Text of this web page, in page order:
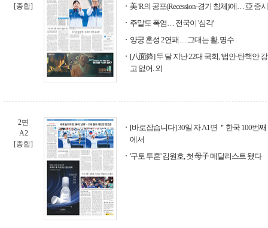
[종합]
美 'R의 공포(Recession·경기 침체)'에… 亞 증
주말도 폭염… 전국이 '심각'
양궁 혼성 2연패… 그대는 활, 명수
[八面鋒] 두 달 지난 22대 국회, '법안·탄핵안
고 없어. 외
2면
A2
[종합]
[바로잡습니다] 30일 자 A1면 ＂한국 100번
에서
'구토 투혼' 김원호, 첫 母子 메달리스트 됐다